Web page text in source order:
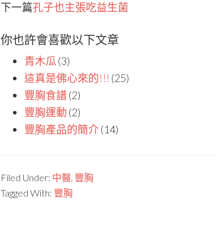
下一篇孔子也主張吃益生菌
你也許會喜歡以下文章
青木瓜 (3)
這真是佛心來的!!! (25)
豐胸食譜(2)
豐胸運動 (2)
豐胸產品的簡介(14)
Filed Under: 中醫, 豐胸
Tagged With: 豐胸